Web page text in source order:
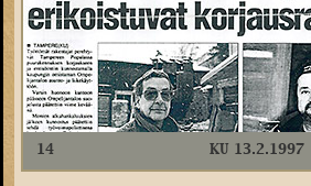
14 KU 13.2.1997